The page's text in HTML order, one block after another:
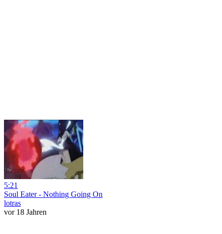
5:21
Soul Eater - Nothing Going On
lotras
vor 18 Jahren